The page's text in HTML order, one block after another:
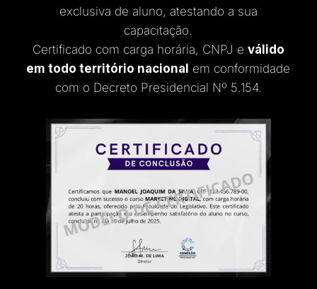
exclusiva de aluno, atestando a sua
capacitação.
Certificado com carga horária, CNPJ e válido
em todo território nacional em conformidade
com o Decreto Presidencial Nº 5.154.